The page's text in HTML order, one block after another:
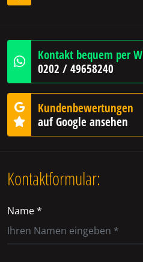
Kontakt bequem per
0202 / 49658240
Kundenbewertungen
auf Google ansehen
Kontaktformular:
Name *